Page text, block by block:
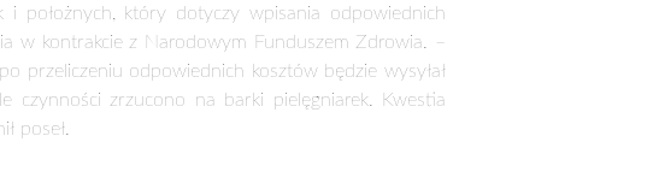
położnych, który dotyczy wpisania odpowiednich
w kontrakcie z Narodowym Funduszem Zdrowia. –
przeliczeniu odpowiednich kosztów będzie wysyłał
czynności zrzucono na barki pielęgniarek. Kwestia
poseł.